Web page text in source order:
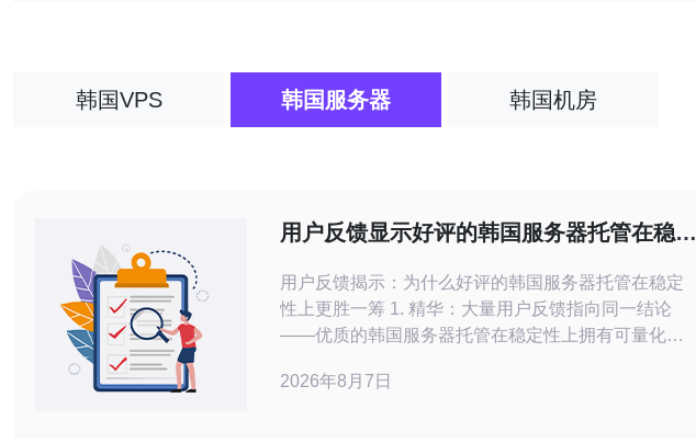
韩国VPS 韩国服务器 韩国机房
用户反馈显示好评的韩国服务器托管在稳定
用户反馈揭示：为什么好评的韩国服务器托管在稳定
性上更胜一筹 1. 精华：大量用户反馈指向同一结论
——优质的韩国服务器托管在稳定性上拥有可量化的
联、冗余电源与严格的运维管理，而非单纯的宣传噱
2026年8月7日